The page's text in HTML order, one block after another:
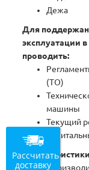
Дежа
Для
эксплуатации
проводить:
(ТО)
машины
Текущий
Рассчитать
доставку